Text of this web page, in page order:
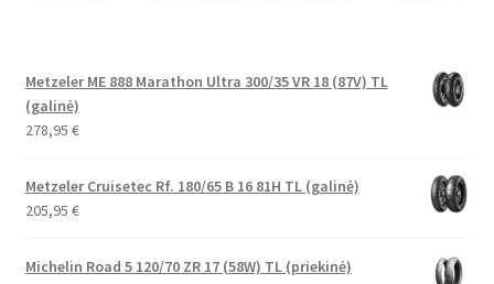
Metzeler ME 888 Marathon Ultra 300/35 VR 18 (87V) TL
(galinė)
278,95 €
Metzeler Cruisetec Rf. 180/65 B 16 81H TL (galinė)
205,95 €
Michelin Road 5 120/70 ZR 17 (58W) TL (priekinė)